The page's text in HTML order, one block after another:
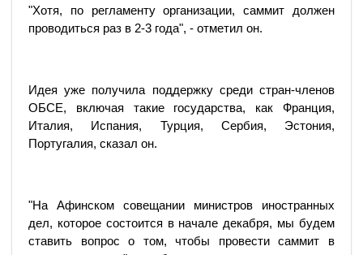
"Хотя, по регламенту организации, саммит должен
проводиться раз в 2-3 года", - отметил он.
Идея уже получила поддержку среди стран-членов
ОБСЕ, включая такие государства, как Франция,
Италия, Испания, Турция, Сербия, Эстония,
Португалия, сказал он.
"На Афинском совещании министров иностранных
дел, которое состоится в начале декабря, мы будем
ставить вопрос о том, чтобы провести саммит в